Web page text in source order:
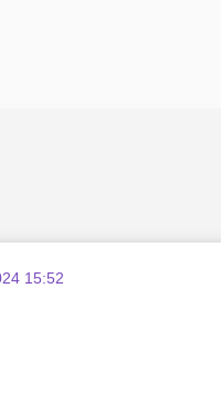
15:52